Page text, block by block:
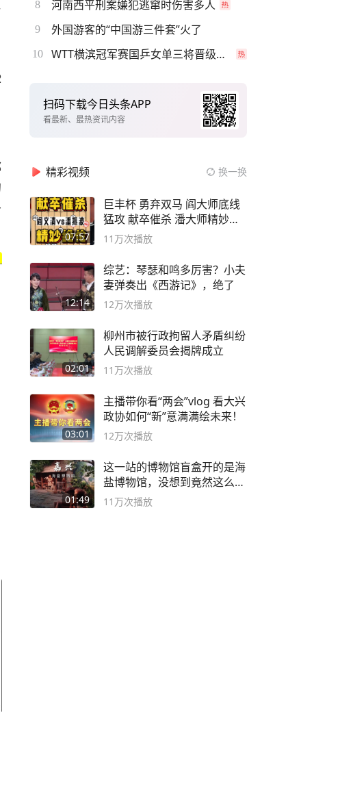
8 河南西平刑案嫌犯逃窜时伤害多人
9 外国游客的“中国游三件套”火了
10 WTT横滨冠军赛国乒女单三将晋级四强
扫码下载今日头条APP
看最新、最热资讯内容
精彩视频 换一换
07:57
巨丰杯 勇弃双马 阎大师底线
猛攻 献卒催杀 潘大师精妙入
局
11万次播放
12:14
综艺：琴瑟和鸣多厉害？小夫
妻弹奏出《西游记》，绝了
12万次播放
02:01
柳州市被行政拘留人矛盾纠纷
人民调解委员会揭牌成立
11万次播放
03:01
主播带你看“两会”vlog 看大兴
政协如何“新”意满满绘未来！
12万次播放
01:49
这一站的博物馆盲盒开的是海
盐博物馆，没想到竟然这么好
逛！
11万次播放